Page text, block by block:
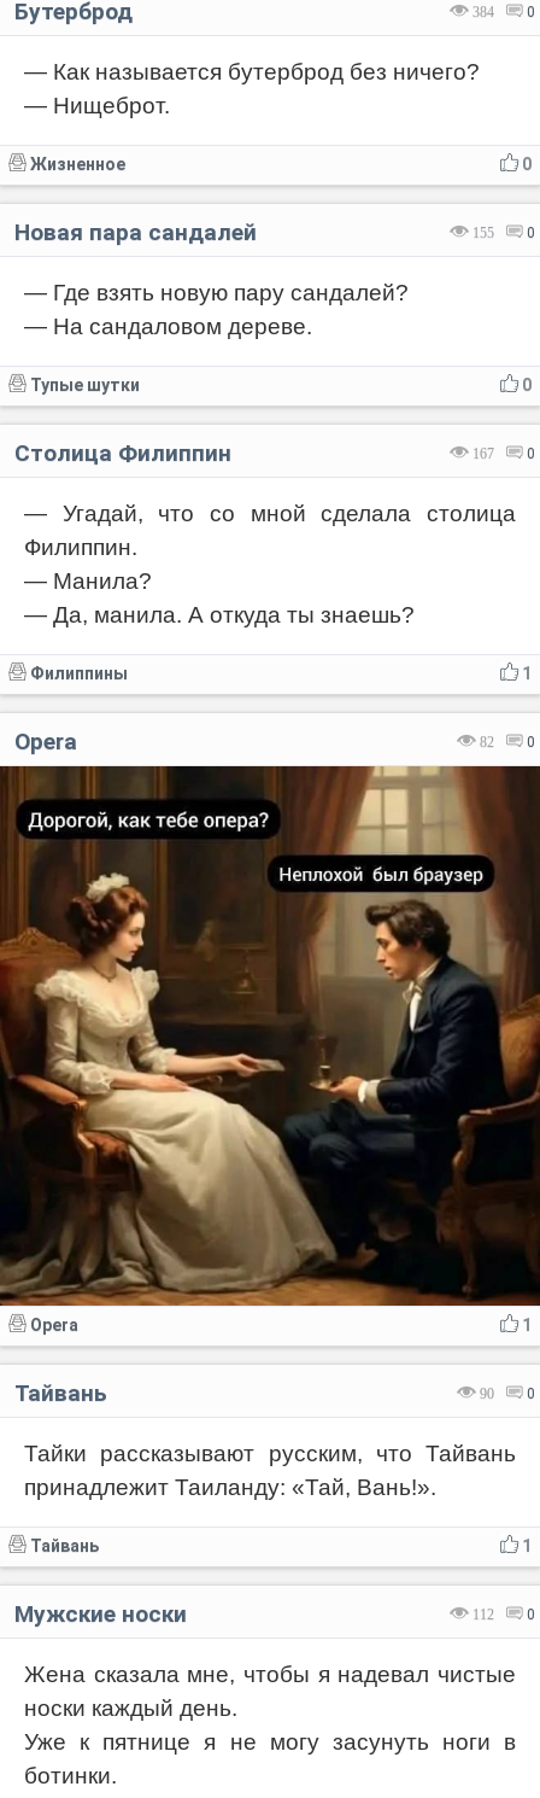
384 0
Бутерброд
— Как называется бутерброд без ничего?
— Нищеброт.
0
Жизненное
155 0
Новая пара сандалей
— Где взять новую пару сандалей?
— На сандаловом дереве.
0
Тупые шутки
167 0
Столица Филиппин
— Угадай, что со мной сделала столица
Филиппин.
— Манила?
— Да, манила. А откуда ты знаешь?
1
Филиппины
82 0
Opera
1
Opera
90 0
Тайвань
Тайки рассказывают русским, что Тайвань
принадлежит Таиланду: «Тай, Вань!».
1
Тайвань
112 0
Мужские носки
Жена сказала мне, чтобы я надевал чистые
носки каждый день.
Уже к пятнице я не могу засунуть ноги в
ботинки.